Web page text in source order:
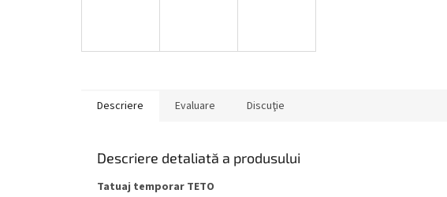
Descriere Evaluare Discuţie
Descriere detaliată a produsului
Tatuaj temporar TETO